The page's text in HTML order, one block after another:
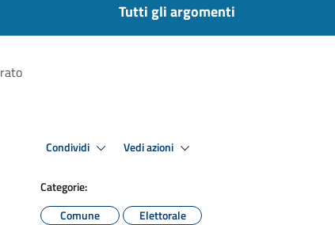
Tutti gli argomenti
Condividi Vedi azioni
Categorie:
Comune
Elettorale